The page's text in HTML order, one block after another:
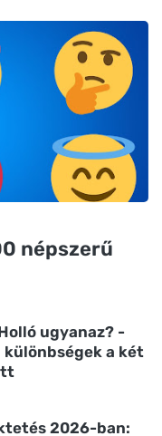
népszerű
ugyanaz? -
különbségek a két
2026-ban: